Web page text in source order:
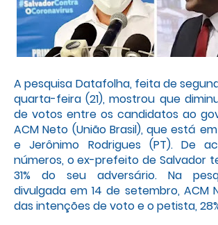
A pesquisa Datafolha, feita de
quarta-feira (21), mostrou que
de votos entre os candidatos ao
ACM Neto (União Brasil), que está
e Jerônimo Rodrigues (PT). De
números, o ex-prefeito de Salvador
31% do seu adversário. Na
divulgada em 14 de setembro, ACM
das intenções de voto e o petista,